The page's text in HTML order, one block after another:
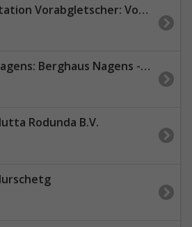
Vorabgletscher: Vorab Gletscher
Berghaus Nagens - Crap Sogn Gion
Rodunda B.V.